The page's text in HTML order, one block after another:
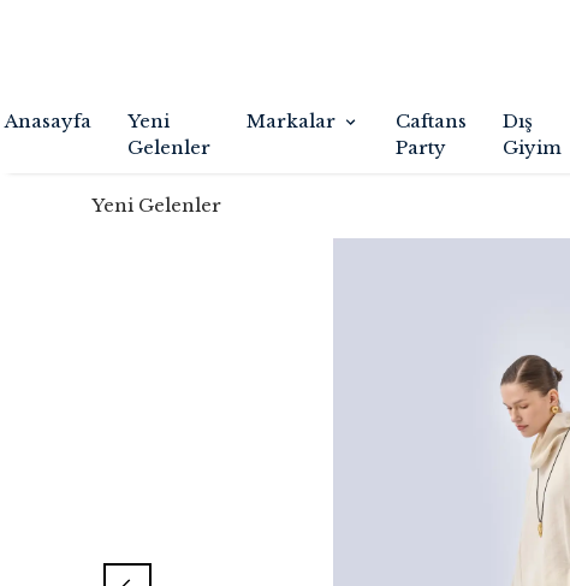
Anasayfa
Yeni
Gelenler
Markalar
Caftans
Party
Dış
Giyim
Yeni Gelenler